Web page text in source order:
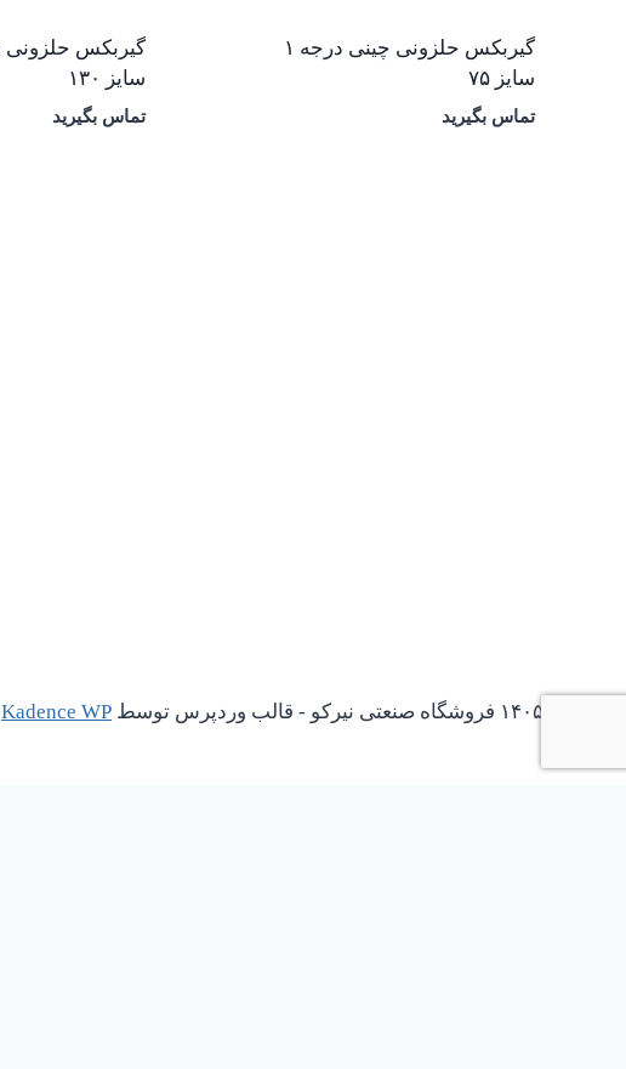
گیربکس حلزونی چینی درجه ۱
سایز ۷۵
تماس بگیرید
سایز ۱۳۰
تماس بگیرید
Kadence WP